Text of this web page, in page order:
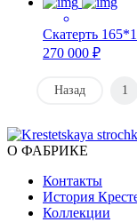
Скатерть
270 000 ₽
Назад 1
О ФАБРИКЕ
Контакты
История
Коллекции